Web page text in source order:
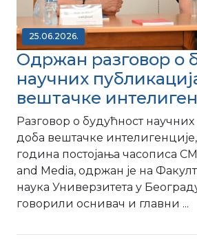
25.06.2026.
Одржан разговор о
научних
вештачке
Разговор о будућност
доба вештачке
година постојања часописа
and Media, одржан је на
наука Универзитета у
говорили оснивач и главни ...